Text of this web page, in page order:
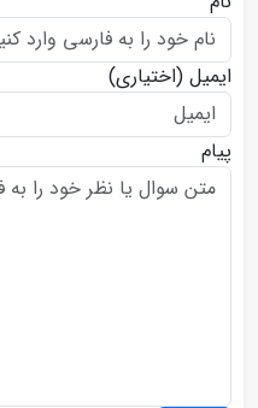
ایمیل (اختیاری)
پیام